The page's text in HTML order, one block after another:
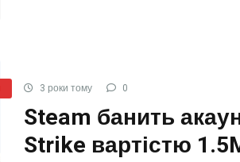
3 роки тому 0
Steam банить
Strike вартістю